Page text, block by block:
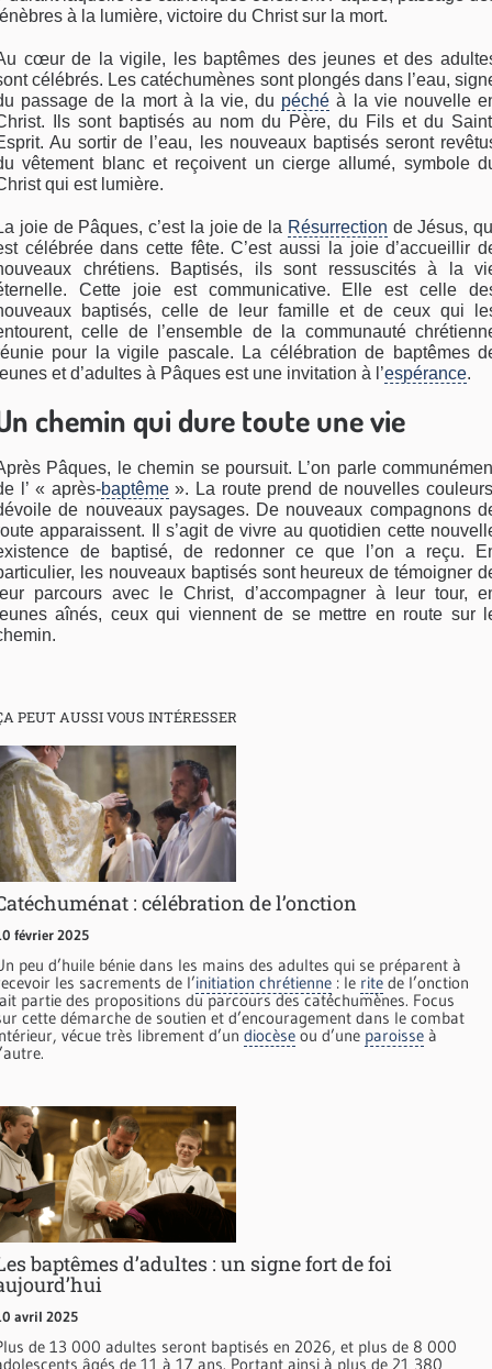
à la lumière, victoire du Christ sur la mort.
cœur de la vigile, les baptêmes des jeunes et des
célébrés. Les catéchumènes sont plongés dans l’eau,
passage de la mort à la vie, du péché à la vie nouvelle
Ils sont baptisés au nom du Père, du Fils et du
Au sortir de l’eau, les nouveaux baptisés seront
vêtement blanc et reçoivent un cierge allumé, symbole
qui est lumière.
joie de Pâques, c’est la joie de la Résurrection de Jésus,
célébrée dans cette fête. C’est aussi la joie d’accueillir
chrétiens. Baptisés, ils sont ressuscités à la
Cette joie est communicative. Elle est celle
baptisés, celle de leur famille et de ceux qui
celle de l’ensemble de la communauté
pour la vigile pascale. La célébration de baptêmes
et d’adultes à Pâques est une invitation à l’espérance.
chemin qui dure toute une vie
Pâques, le chemin se poursuit. L’on parle
l’ « après-baptême». La route prend de nouvelles
de nouveaux paysages. De nouveaux compagnons
apparaissent. Il s’agit de vivre au quotidien cette
de baptisé, de redonner ce que l’on a reçu.
les nouveaux baptisés sont heureux de témoigner
parcours avec le Christ, d’accompagner à leur tour,
aînés, ceux qui viennent de se mettre en route sur
PEUT AUSSI VOUS INTÉRESSER
: célébration de l’onction
février 2025
peu d’huile bénie dans les mains des adultes qui se préparent à
les sacrements de l’initiation chrétienne : le rite de l’onction
partie des propositions du parcours des catéchumènes. Focus
cette démarche de soutien et d’encouragement dans le combat
vécue très librement d’un diocèse ou d’une paroisse à
baptêmes d’adultes : un signe fort de foi
avril 2025
de 13 000 adultes seront baptisés en 2026, et plus de 8 000
âgés de 11 à 17 ans. Portant ainsi à plus de 21 380